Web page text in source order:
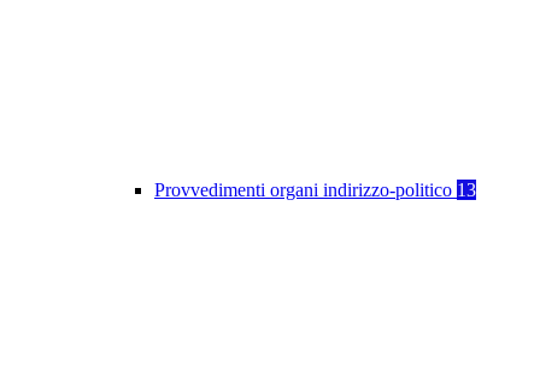
Provvedimenti organi indirizzo-politico 13